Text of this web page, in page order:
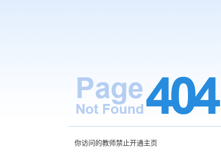
你访问的教师禁止开通主页